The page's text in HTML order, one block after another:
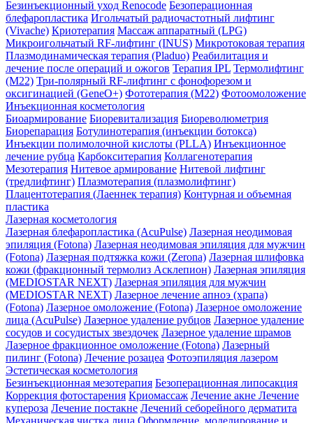
Безинъекционный уход Renocode Безоперационная
блефаропластика Игольчатый радиочастотный лифтинг
(Vivache) Криотерапия Массаж аппаратный (LPG)
Микроигольчатый RF-лифтинг (INUS) Микротоковая терапия
Плазмодинамическая терапия (Pladuo) Реабилитация и
лечение после операций и ожогов Терапия IPL Термолифтинг
(M22) Три-полярный RF-лифтинг c фонофорезом и
оксигинацией (GeneO+) Фототерапия (М22) Фотоомоложение
Инъекционная косметология
Биоармирование Биоревитализация Биореволюметрия
Биорепарация Ботулинотерапия (инъекции ботокса)
Инъекции полимолочной кислоты (PLLA) Инъекционное
лечение рубца Карбокситерапия Коллагенотерапия
Мезотерапия Нитевое армирование Нитевой лифтинг
(тредлифтинг) Плазмотерапия (плазмолифтинг)
Плацентотерапия (Лаеннек терапия) Контурная и объемная
пластика
Лазерная косметология
Лазерная блефаропластика (AcuPulse) Лазерная неодимовая
эпиляция (Fotona) Лазерная неодимовая эпиляция для мужчин
(Fotona) Лазерная подтяжка кожи (Zerona) Лазерная шлифовка
кожи (фракционный термолиз Асклепион) Лазерная эпиляция
(MEDIOSTAR NEXT) Лазерная эпиляция для мужчин
(MEDIOSTAR NEXT) Лазерное лечение апноэ (храпа)
(Fotona) Лазерное омоложение (Fotona) Лазерное омоложение
лица (AcuPulse) Лазерное удаление рубцов Лазерное удаление
сосудов и сосудистых звездочек Лазерное удаление шрамов
Лазерное фракционное омоложение (Fotona) Лазерный
пилинг (Fotona) Лечение розацеа Фотоэпиляция лазером
Эстетическая косметология
Безинъекционная мезотерапия Безоперационная липосакция
Коррекция фотостарения Криомассаж Лечение акне Лечение
купероза Лечение постакне Лечений себорейного дерматита
Механическая чистка лица Оформление, моделирование и